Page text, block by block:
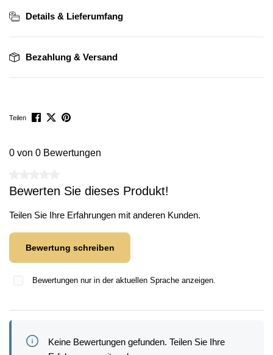
Details & Lieferumfang
Bezahlung & Versand
Teilen
0 von 0 Bewertungen
Bewerten Sie dieses Produkt!
Teilen Sie Ihre Erfahrungen mit anderen Kunden.
Bewertung schreiben
Bewertungen nur in der aktuellen Sprache anzeigen.
Keine Bewertungen gefunden. Teilen Sie Ihre